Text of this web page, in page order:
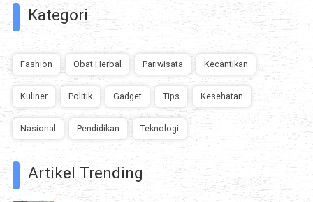
Kategori
Fashion Obat Herbal Pariwisata Kecantikan
Kuliner Politik Gadget Tips Kesehatan
Nasional Pendidikan Teknologi
Artikel Trending